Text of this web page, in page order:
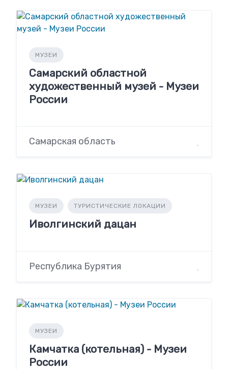
МУЗЕИ
Самарский областной
художественный музей - Музеи
России
Самарская область
МУЗЕИ ТУРИСТИЧЕСКИЕ ЛОКАЦИИ
Иволгинский дацан
Республика Бурятия
МУЗЕИ
Камчатка (котельная) - Музеи
России